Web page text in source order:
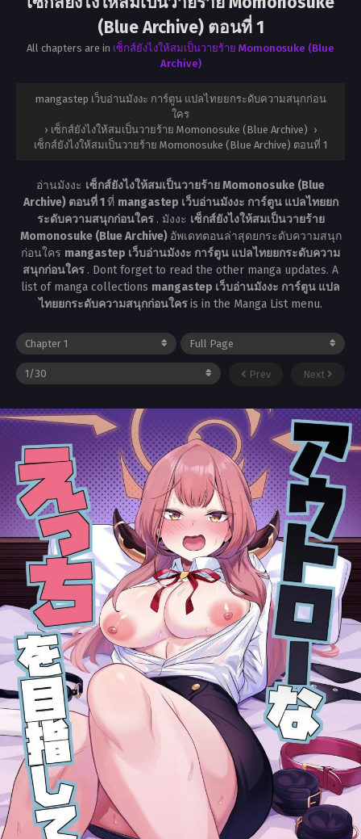
(Blue Archive) ตอนที่ 1
All chapters are in เซ็กส์ยังไงให้สมเป็นวายร้าย Momonosuke (Blue
Archive)
mangastep เว็บอ่านมังงะ การ์ตูน แปลไทยยกระดับความสนุกก่อน
ใคร
› เซ็กส์ยังไงให้สมเป็นวายร้าย Momonosuke (Blue Archive) ›
เซ็กส์ยังไงให้สมเป็นวายร้าย Momonosuke (Blue Archive) ตอนที่ 1
อ่านมังงะ เซ็กส์ยังไงให้สมเป็นวายร้าย Momonosuke (Blue
Archive) ตอนที่ 1ที่ mangastep เว็บอ่านมังงะ การ์ตูน แปลไทยยก
ระดับความสนุกก่อนใคร . มังงะ เซ็กส์ยังไงให้สมเป็นวายร้าย
Momonosuke (Blue Archive) อัพเดทตอนล่าสุดยกระดับความสนุก
ก่อนใคร mangastep เว็บอ่านมังงะ การ์ตูน แปลไทยยกระดับความ
สนุกก่อนใคร . Dont forget to read the other manga updates. A
list of manga collections mangastep เว็บอ่านมังงะ การ์ตูน แปล
ไทยยกระดับความสนุกก่อนใครis in the Manga List menu.
Prev Next